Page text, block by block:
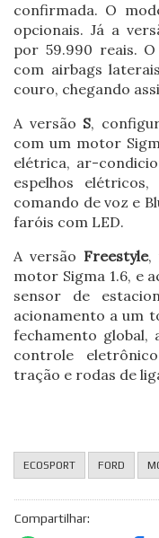
confirmada. O
opcionais. Já a
por 59.990 reais.
com airbags
couro, chegando
A versão S,
com um motor
elétrica, ar-
espelhos
comando de voz e
faróis com LED.
A versão Freestyle,
motor Sigma 1.6, e
sensor de
acionamento a um
fechamento global,
controle
tração e rodas de
ECOSPORT FORD
Compartilhar: